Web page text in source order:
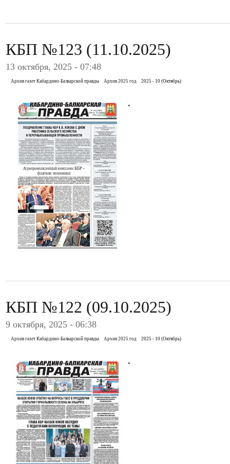
КБП №123 (11.10.2025)
13 октября, 2025 - 07:48
Архив газет Кабардино-Балкарской правды Архив 2025 год 2025 - 10 (Октябрь)
.
КБП №122 (09.10.2025)
9 октября, 2025 - 06:38
Архив газет Кабардино-Балкарской правды Архив 2025 год 2025 - 10 (Октябрь)
.